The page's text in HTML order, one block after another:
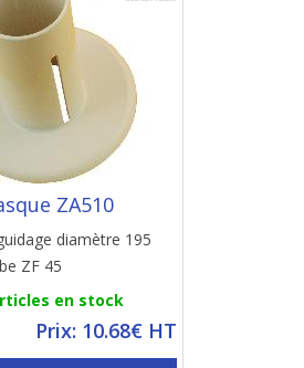
ZA510
diamètre 195
ZF 45
en stock
Prix: 10.68€ HT